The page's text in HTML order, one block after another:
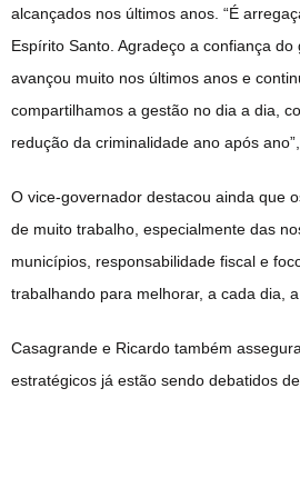
alcançados nos últimos anos. “É
Espírito Santo. Agradeço a confiança
avançou muito nos últimos anos e
compartilhamos a gestão no dia a dia,
redução da criminalidade ano após
O vice-governador destacou ainda que
de muito trabalho, especialmente das
municípios, responsabilidade fiscal e
trabalhando para melhorar, a cada dia,
Casagrande e Ricardo também
estratégicos já estão sendo debatidos